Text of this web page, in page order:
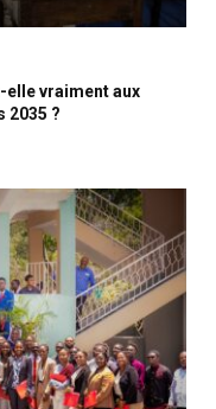
vraiment aux
2035 ?